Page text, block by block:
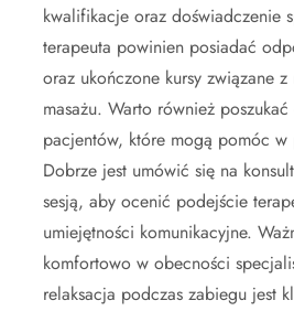
kwalifikacje oraz doświadczenie
terapeuta powinien posiadać
oraz ukończone kursy związane
masażu. Warto również
pacjentów, które mogą pomóc
Dobrze jest umówić się na
sesją, aby ocenić podejście
umiejętności komunikacyjne.
komfortowo w obecności
relaksacja podczas zabiegu jest